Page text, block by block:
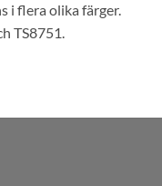
i flera olika färger.
TS8751.